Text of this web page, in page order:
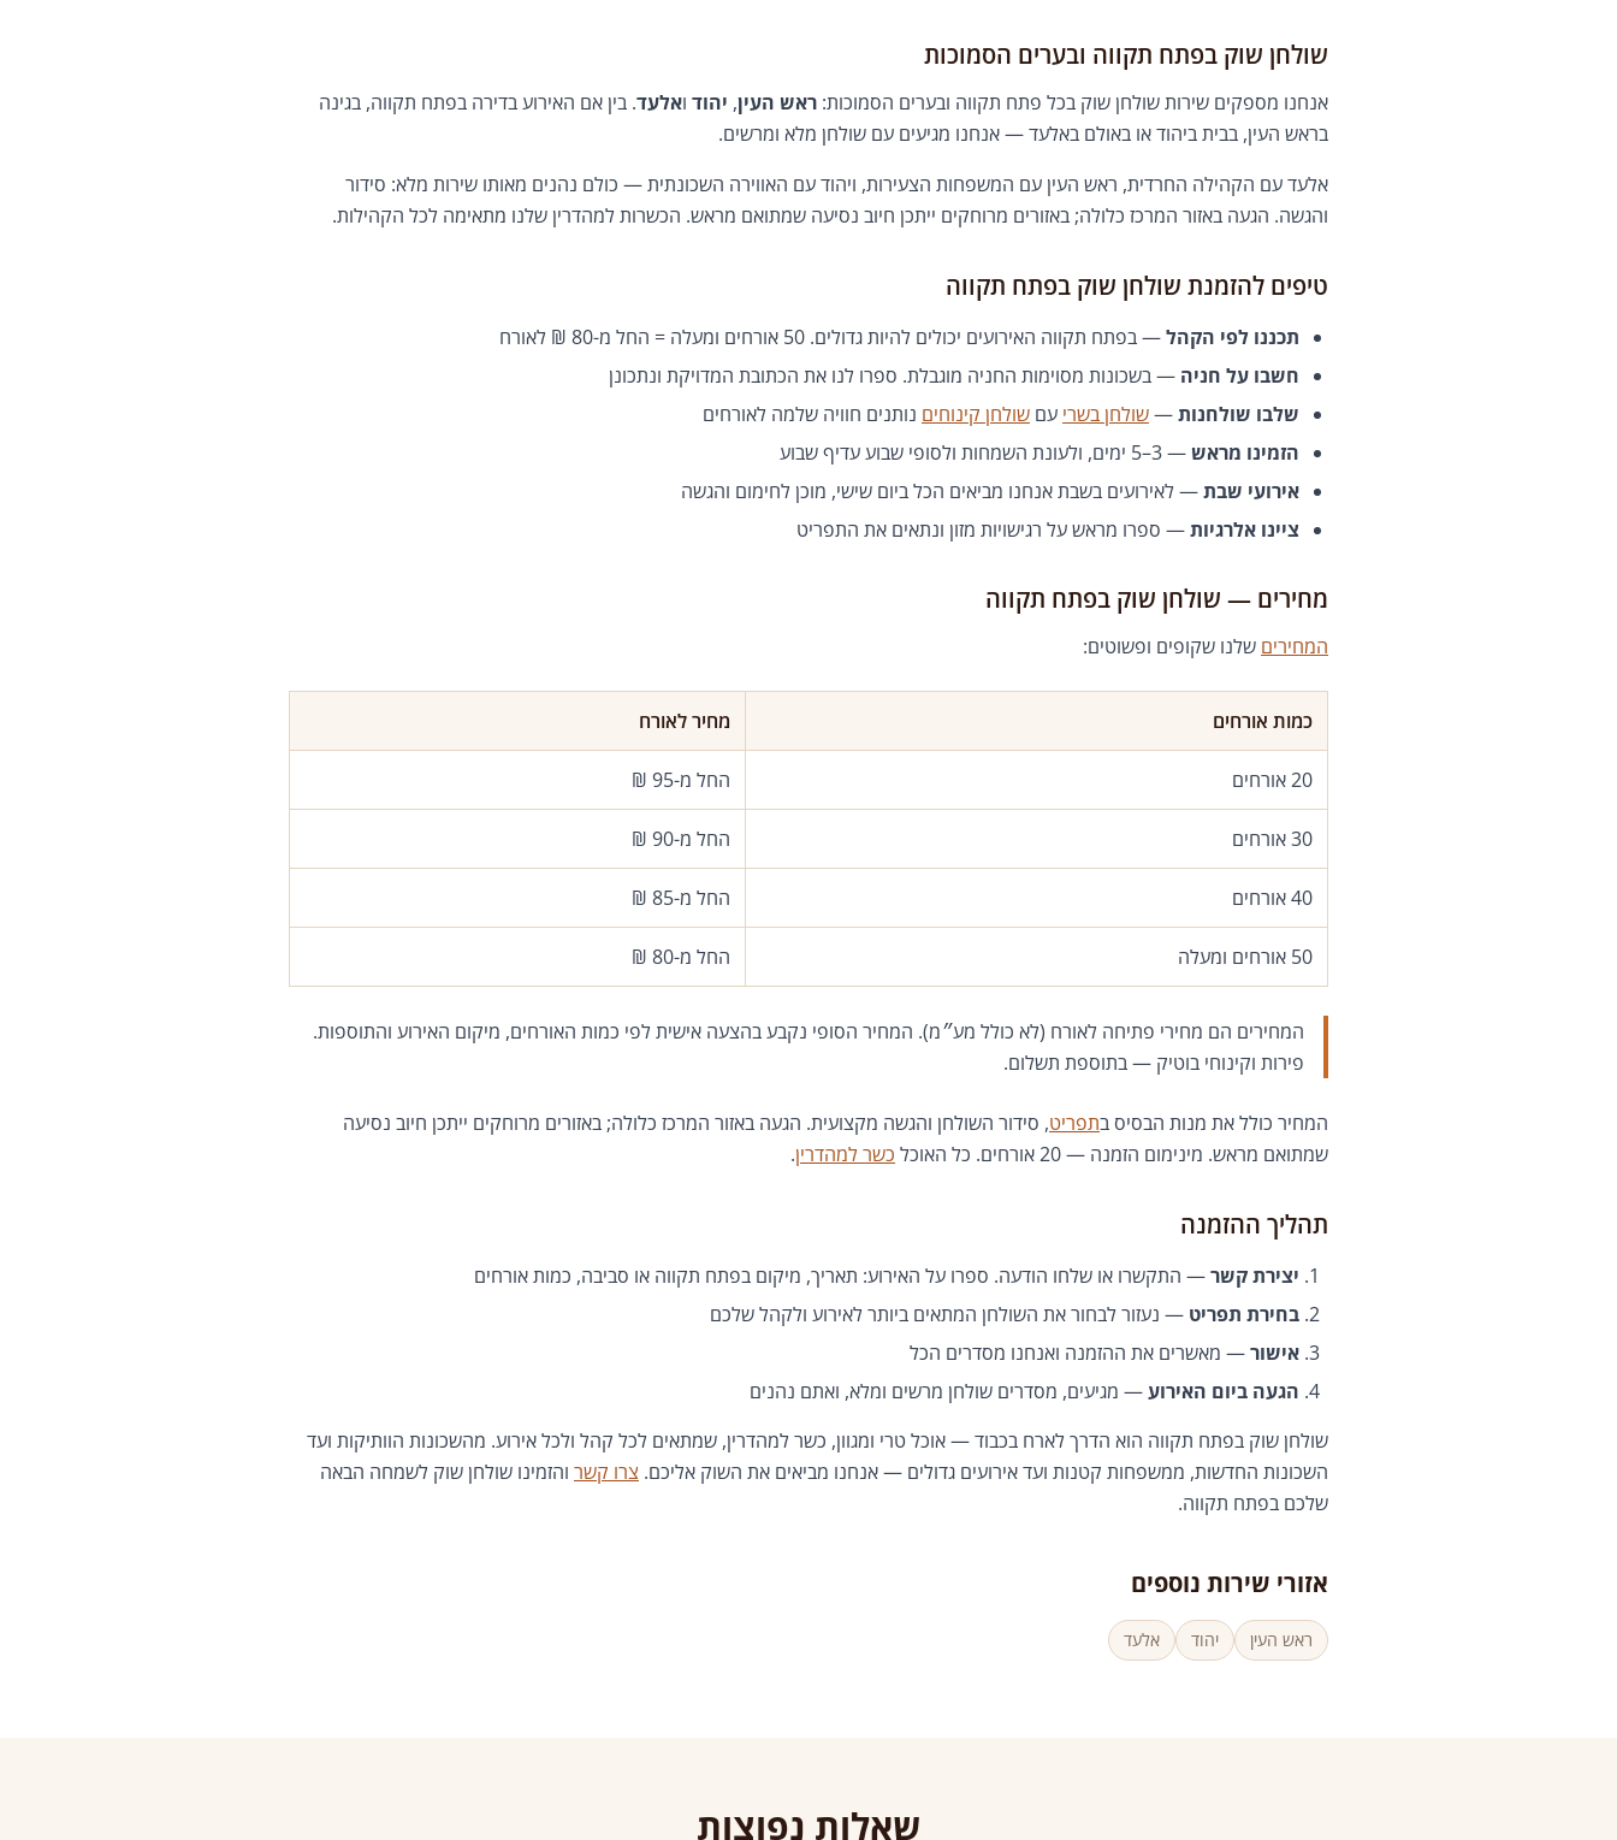
שולחן שוק בפתח תקווה ובערים הסמוכות
אנחנו מספקים שירות שולחן שוק בכל פתח תקווה ובערים הסמוכות: ראש העין, יהוד ואלעד. בין אם האירוע בדירה בפתח תקווה, בגינה
בראש העין, בבית ביהוד או באולם באלעד — אנחנו מגיעים עם שולחן מלא ומרשים.
אלעד עם הקהילה החרדית, ראש העין עם המשפחות הצעירות, ויהוד עם האווירה השכונתית — כולם נהנים מאותו שירות מלא: סידור
והגשה. הגעה באזור המרכז כלולה; באזורים מרוחקים ייתכן חיוב נסיעה שמתואם מראש. הכשרות למהדרין שלנו מתאימה לכל הקהילות.
טיפים להזמנת שולחן שוק בפתח תקווה
תכננו לפי הקהל— בפתח תקווה האירועים יכולים להיות גדולים. 50 אורחים ומעלה = החל מ-80 ₪ לאורח
חשבו על חניה — בשכונות מסוימות החניה מוגבלת. ספרו לנו את הכתובת המדויקת ונתכונן
שלבו שולחנות—שולחן בשרי עם שולחן קינוחים נותנים חוויה שלמה לאורחים
הזמינו מראש— 3–5 ימים, ולעונת השמחות ולסופי שבוע עדיף שבוע
אירועי שבת— לאירועים בשבת אנחנו מביאים הכל ביום שישי, מוכן לחימום והגשה
ציינו אלרגיות— ספרו מראש על רגישויות מזון ונתאים את התפריט
מחירים — שולחן שוק בפתח תקווה
המחירים שלנו שקופים ופשוטים:
כמות אורחים מחיר לאורח
20 אורחים החל מ-95 ₪
30 אורחים החל מ-90 ₪
40 אורחים החל מ-85 ₪
50 אורחים ומעלה החל מ-80 ₪
המחירים הם מחירי פתיחה לאורח (לא כולל מע״מ). המחיר הסופי נקבע בהצעה אישית לפי כמות האורחים, מיקום האירוע והתוספות.
פירות וקינוחי בוטיק — בתוספת תשלום.
המחיר כולל את מנות הבסיס בתפריט, סידור השולחן והגשה מקצועית. הגעה באזור המרכז כלולה; באזורים מרוחקים ייתכן חיוב נסיעה
שמתואם מראש. מינימום הזמנה — 20 אורחים. כל האוכל
כשר למהדרין.
תהליך ההזמנה
יצירת קשר— התקשרו או שלחו הודעה. ספרו על האירוע: תאריך, מיקום בפתח תקווה או סביבה, כמות אורחים
בחירת תפריט — נעזור לבחור את השולחן המתאים ביותר לאירוע ולקהל שלכם
אישור— מאשרים את ההזמנה ואנחנו מסדרים הכל
הגעה ביום האירוע— מגיעים, מסדרים שולחן מרשים ומלא, ואתם נהנים
שולחן שוק בפתח תקווה הוא הדרך לארח בכבוד — אוכל טרי ומגוון, כשר למהדרין, שמתאים לכל קהל ולכל אירוע. מהשכונות הוותיקות ועד
השכונות החדשות, ממשפחות קטנות ועד אירועים גדולים — אנחנו מביאים את השוק אליכם. צרו קשר והזמינו שולחן שוק לשמחה הבאה
שלכם בפתח תקווה.
אזורי שירות נוספים
ראש העין יהוד אלעד
שאלות נפוצות